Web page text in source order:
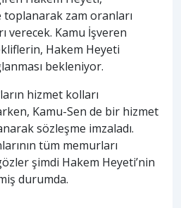
zam oranları
verecek. Kamu İşveren
Hakem Heyeti
bekleniyor.
hizmet kolları
Kamu-Sen de bir hizmet
sözleşme imzaladı.
tüm memurları
şimdi Hakem Heyeti’nin
durumda.